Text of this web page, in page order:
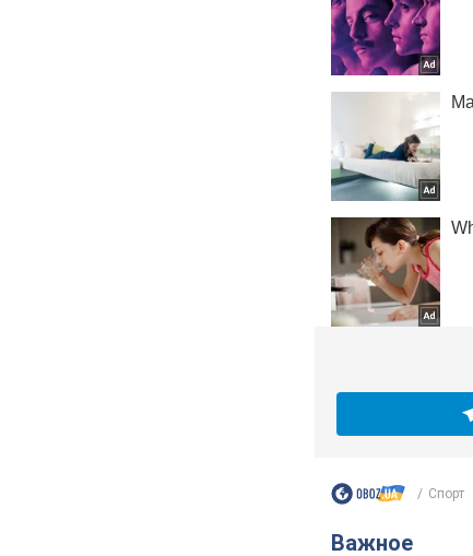
Спорт
Важное